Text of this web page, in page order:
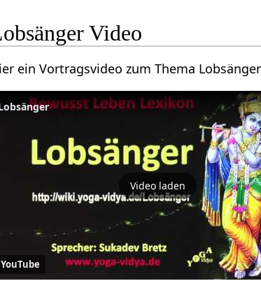
Lobsänger‏‎ Video
Lobsänger‏‎
Video laden
YouTube